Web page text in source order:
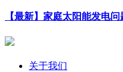
【最新】家庭太阳能发电
关于我们